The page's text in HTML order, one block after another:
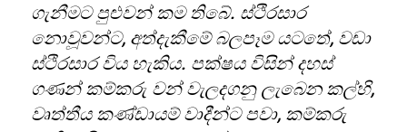
ගැනීමට පුළුවන් කම තිබේ. ස්ථිරසාර
නොවූවන්ට, අත්දැකීමේ බලපෑම යටතේ, වඩා
ස්ථිරසාර විය හැකිය. පක්ෂය විසින් දහස්
ගණන් කම්කරු වන් වැලදගනු ලැබෙන කල්හි,
වෘත්තීය කණ්ඩායම් වාදීන්ට පවා, කම්කරු